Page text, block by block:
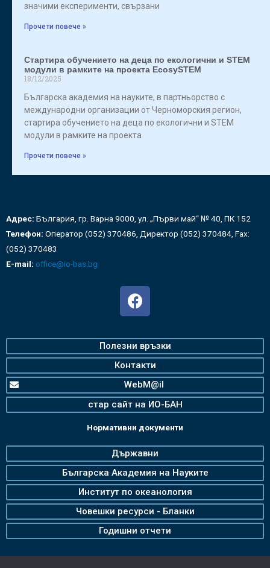
значими експерименти, свързани
Прочети повече »
Стартира обучението на деца по екологични и STEM
модули в рамките на проекта EcosySTEM
18/12/2025
Българска академия на науките, в партньорство с
международни организации от Черноморския регион,
стартира обучението на деца по екологични и STEM
модули в рамките на проекта
Прочети повече »
Адрес: България, гр. Варна 9000, ул. „Първи май“ № 40, ПК 152
Телефон: Оператор (052) 370486, Директор (052) 370484, Fax:
(052) 370483
E-mail: office@io-bas.bg
Полезни връзки
Контакти
WebM@il
стар сайт на ИО-БАН
Нормативни документи
Държавни
Българска Академия на Науките
Институт по океанология
Човешки ресурси - Бланки
Годишни отчети